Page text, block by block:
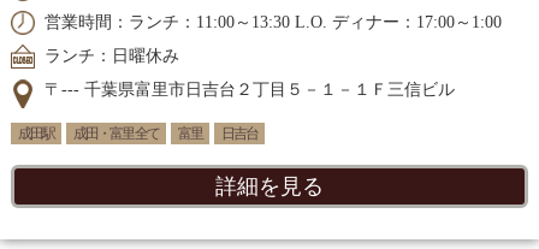
営業時間：ランチ：11:00～13:30 L.O. ディナー：17:00～1:00
ランチ：日曜休み
〒--- 千葉県富里市日吉台２丁目５－１－１Ｆ三信ビル
成田駅 成田・富里 全て 富里 日吉台
詳細を見る